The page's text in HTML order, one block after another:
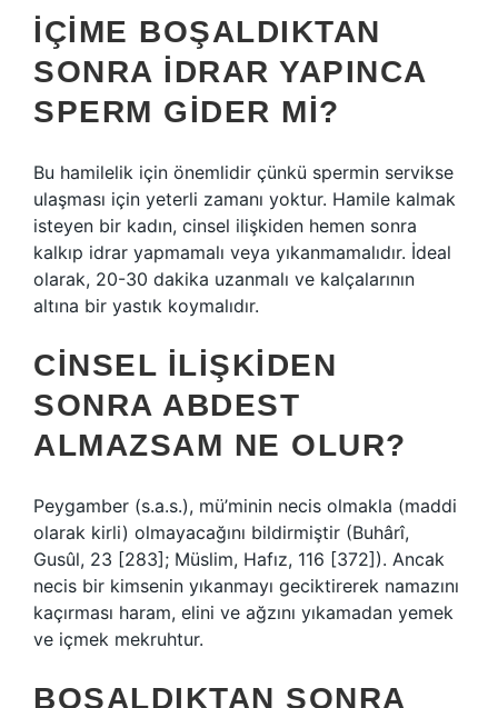
İÇIME BOŞALDIKTAN
SONRA IDRAR YAPINCA
SPERM GIDER MI?
Bu hamilelik için önemlidir çünkü spermin servikse
ulaşması için yeterli zamanı yoktur. Hamile kalmak
isteyen bir kadın, cinsel ilişkiden hemen sonra
kalkıp idrar yapmamalı veya yıkanmamalıdır. İdeal
olarak, 20-30 dakika uzanmalı ve kalçalarının
altına bir yastık koymalıdır.
CINSEL ILIŞKIDEN
SONRA ABDEST
ALMAZSAM NE OLUR?
Peygamber (s.a.s.), mü’minin necis olmakla (maddi
olarak kirli) olmayacağını bildirmiştir (Buhârî,
Gusûl, 23 [283]; Müslim, Hafız, 116 [372]). Ancak
necis bir kimsenin yıkanmayı geciktirerek namazını
kaçırması haram, elini ve ağzını yıkamadan yemek
ve içmek mekruhtur.
BOŞALDIKTAN SONRA